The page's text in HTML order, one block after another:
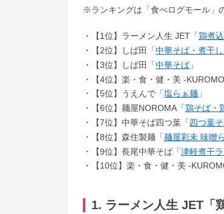
※ランキングは「食べログモール」
【1位】ラーメン人生 JET「鶏煮
【2位】しば田「中華そば・煮干
【3位】しば田「中華そば」
【4位】楽・食・健・美 -
【5位】うえんで「塩らぁ麺 」
【6位】麺屋NOROMA「鶏そば・
【7位】中華そば四つ葉「四つ葉
【8位】森住製麺「麺屋彩未 味噌
【9位】長尾中華そば「津軽煮干
【10位】楽・食・健・美 -
1. ラーメン人生 JET「